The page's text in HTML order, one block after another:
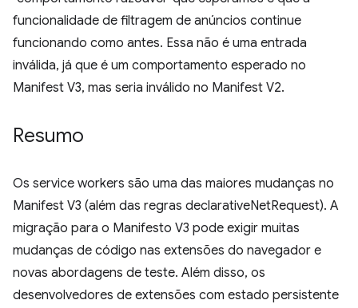
funcionalidade de filtragem de anúncios continue
funcionando como antes. Essa não é uma entrada
inválida, já que é um comportamento esperado no
Manifest V3, mas seria inválido no Manifest V2.
Resumo
Os service workers são uma das maiores mudanças no
Manifest V3 (além das regras declarativeNetRequest). A
migração para o Manifesto V3 pode exigir muitas
mudanças de código nas extensões do navegador e
novas abordagens de teste. Além disso, os
desenvolvedores de extensões com estado persistente